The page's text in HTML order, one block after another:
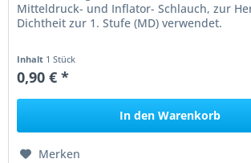
Mitteldruck- und Inflator- Schlauch, zur
Dichtheit zur 1. Stufe (MD) verwendet.
Inhalt 1 Stück
0,90 € *
In den Warenkorb
Merken